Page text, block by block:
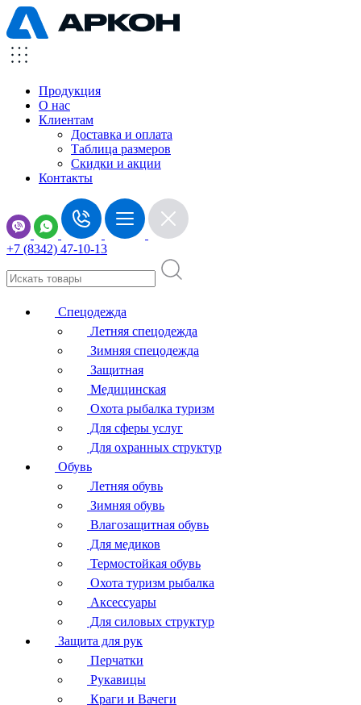
Продукция
О нас
Клиентам
Доставка и оплата
Таблица размеров
Скидки и акции
Контакты
+7 (8342) 47-10-13
Спецодежда
Летняя спецодежда
Зимняя спецодежда
Защитная
Медицинская
Охота рыбалка туризм
Для сферы услуг
Для охранных структур
Обувь
Летняя обувь
Зимняя обувь
Влагозащитная обувь
Для медиков
Термостойкая обувь
Охота туризм рыбалка
Аксессуары
Для силовых структур
Защита для рук
Перчатки
Рукавицы
Краги и Вачеги